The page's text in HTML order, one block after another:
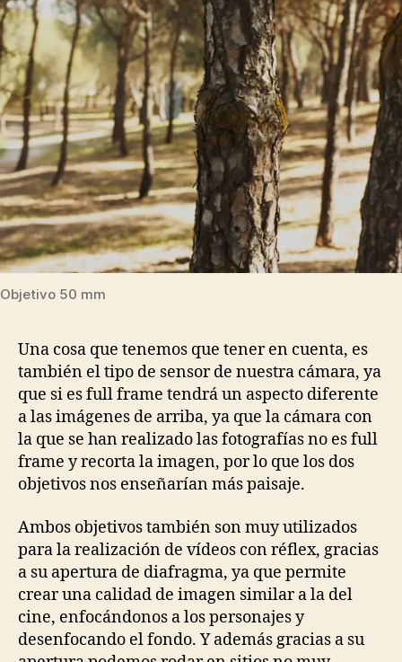
Objetivo 50 mm
Una cosa que tenemos que tener en cuenta, es
también el tipo de sensor de nuestra cámara, ya
que si es full frame tendrá un aspecto diferente
a las imágenes de arriba, ya que la cámara con
la que se han realizado las fotografías no es full
frame y recorta la imagen, por lo que los dos
objetivos nos enseñarían más paisaje.
Ambos objetivos también son muy utilizados
para la realización de vídeos con réflex, gracias
a su apertura de diafragma, ya que permite
crear una calidad de imagen similar a la del
cine, enfocándonos a los personajes y
desenfocando el fondo. Y además gracias a su